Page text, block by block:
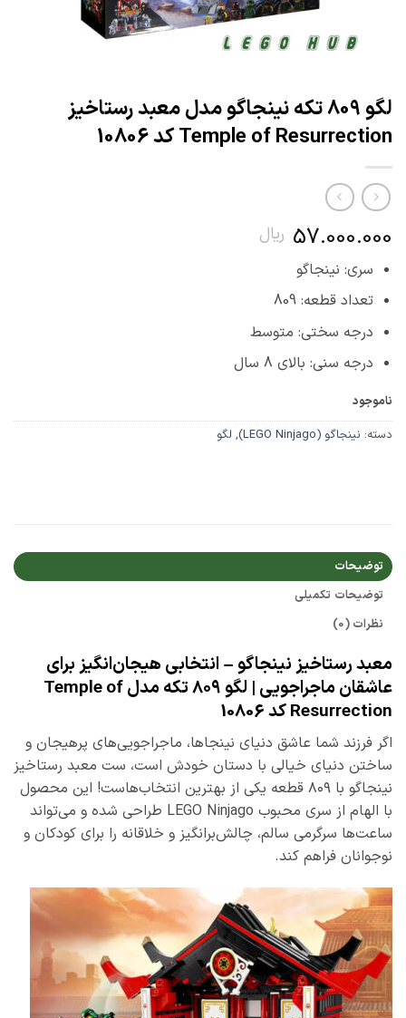
لگو 809 تکه نینجاگو مدل معبد رستاخیز
Temple of Resurrection کد 10806
57.000.000 ریال
سری: نینجاگو
تعداد قطعه: 809
درجه سختی: متوسط
درجه سنی: بالای 8 سال
ناموجود
دسته:نینجاگو (LEGO Ninjago) ,لگو
توضیحات
توضیحات تکمیلی
نظرات (0)
معبد رستاخیز نینجاگو – انتخابی هیجان‌انگیز برای
عاشقان ماجراجویی | لگو ۸۰۹ تکه مدل Temple of
Resurrection کد 10806
اگر فرزند شما عاشق دنیای نینجاها، ماجراجویی‌های پرهیجان و
ساختن دنیای خیالی با دستان خودش است، ست معبد رستاخیز
نینجاگو با ۸۰۹ قطعه یکی از بهترین انتخاب‌هاست! این محصول
با الهام از سری محبوب LEGO Ninjago طراحی شده و می‌تواند
ساعت‌ها سرگرمی سالم، چالش‌برانگیز و خلاقانه را برای کودکان و
نوجوانان فراهم کند.